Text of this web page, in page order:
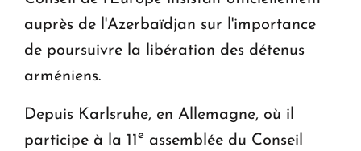
auprès de l'Azerbaïdjan sur l'importance
de poursuivre la libération des détenus
arméniens.
Depuis Karlsruhe, en Allemagne, où il
participe à la 11 e assemblée du Conseil